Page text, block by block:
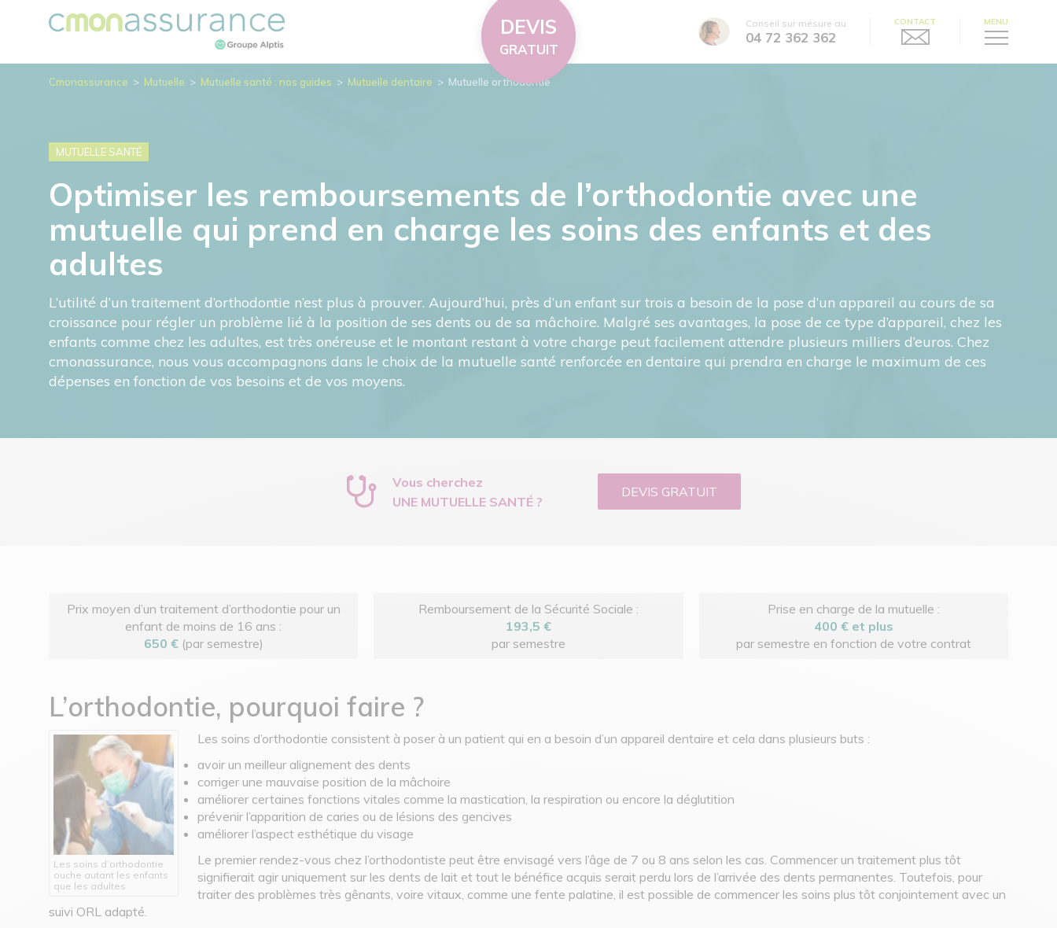
DEVIS
GRATUIT
Conseil sur mesure au
04 72 362 362
CONTACT MENU
Cmonassurance > Mutuelle > Mutuelle santé : nos guides > Mutuelle dentaire > Mutuelle orthodontie
MUTUELLE SANTÉ
Optimiser les remboursements de l’orthodontie avec une
mutuelle qui prend en charge les soins des enfants et des
adultes
L’utilité d’un traitement d’orthodontie n’est plus à prouver. Aujourd’hui, près d’un enfant sur trois a besoin de la pose d’un appareil au cours de sa
croissance pour régler un problème lié à la position de ses dents ou de sa mâchoire. Malgré ses avantages, la pose de ce type d’appareil, chez les
enfants comme chez les adultes, est très onéreuse et le montant restant à votre charge peut facilement attendre plusieurs milliers d’euros. Chez
cmonassurance, nous vous accompagnons dans le choix de la mutuelle santé renforcée en dentaire qui prendra en charge le maximum de ces
dépenses en fonction de vos besoins et de vos moyens.
Vous cherchez
UNE MUTUELLE SANTÉ ?
DEVIS GRATUIT
Prix moyen d’un traitement d’orthodontie pour un
enfant de moins de 16 ans :
650 €(par semestre)
Remboursement de la Sécurité Sociale :
193,5 €
par semestre
Prise en charge de la mutuelle :
400 € et plus
par semestre en fonction de votre contrat
L’orthodontie, pourquoi faire ?
Les soins d’orthodontie
ouche autant les enfants
que les adultes
Les soins d’orthodontie consistent à poser à un patient qui en a besoin d’un appareil dentaire et cela dans plusieurs buts :
avoir un meilleur alignement des dents
corriger une mauvaise position de la mâchoire
améliorer certaines fonctions vitales comme la mastication, la respiration ou encore la déglutition
prévenir l’apparition de caries ou de lésions des gencives
améliorer l’aspect esthétique du visage
Le premier rendez-vous chez l’orthodontiste peut être envisagé vers l’âge de 7 ou 8 ans selon les cas. Commencer un traitement plus tôt
signifierait agir uniquement sur les dents de lait et tout le bénéfice acquis serait perdu lors de l’arrivée des dents permanentes. Toutefois, pour
traiter des problèmes très gênants, voire vitaux, comme une fente palatine, il est possible de commencer les soins plus tôt conjointement avec un
suivi ORL adapté.